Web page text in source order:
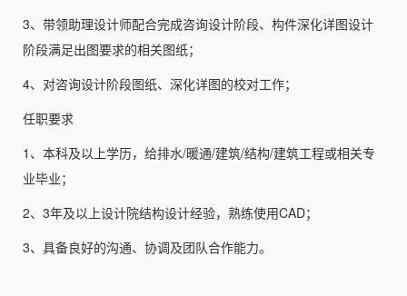
3、带领助理设计师配合完成咨询设计阶段、构件深化详图设计
阶段满足出图要求的相关图纸；
4、对咨询设计阶段图纸、深化详图的校对工作；
任职要求
1、本科及以上学历，给排水/暖通/建筑/结构/建筑工程或相关专
业毕业；
2、3年及以上设计院结构设计经验，熟练使用CAD；
3、具备良好的沟通、协调及团队合作能力。